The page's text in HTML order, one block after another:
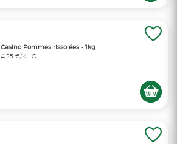
Casino Pommes rissolées - 1kg
4,25 €/KILO